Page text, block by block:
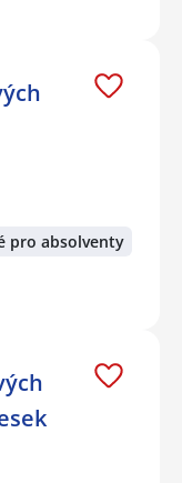
pro absolventy